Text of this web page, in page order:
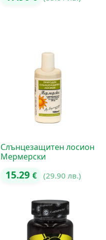
Слънцезащитен лосион
Мермерски
15.29 € (29.90 лв.)